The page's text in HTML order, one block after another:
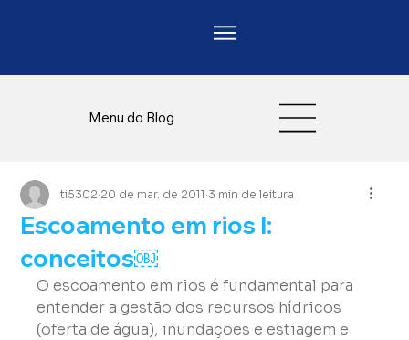
Menu do Blog
Escoamento em rios I:
conceitos￼
ti5302 20 de mar. de 2011 3 min de leitura
O escoamento em rios é fundamental para
entender a gestão dos recursos hídricos
(oferta de água), inundações e estiagem e